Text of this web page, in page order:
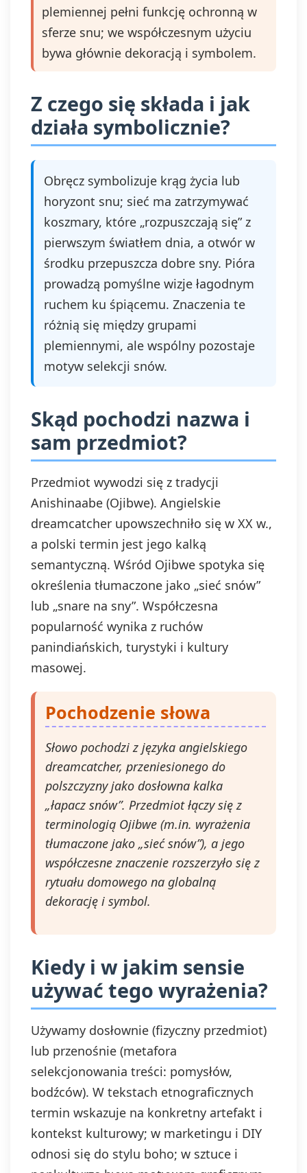
plemiennej pełni funkcję ochronną w
sferze snu; we współczesnym użyciu
bywa głównie dekoracją i symbolem.
Z czego się składa i jak
działa symbolicznie?
Obręcz symbolizuje krąg życia lub
horyzont snu; sieć ma zatrzymywać
koszmary, które „rozpuszczają się” z
pierwszym światłem dnia, a otwór w
środku przepuszcza dobre sny. Pióra
prowadzą pomyślne wizje łagodnym
ruchem ku śpiącemu. Znaczenia te
różnią się między grupami
plemiennymi, ale wspólny pozostaje
motyw selekcji snów.
Skąd pochodzi nazwa i
sam przedmiot?
Przedmiot wywodzi się z tradycji
Anishinaabe (Ojibwe). Angielskie
dreamcatcher upowszechniło się w XX w.,
a polski termin jest jego kalką
semantyczną. Wśród Ojibwe spotyka się
określenia tłumaczone jako „sieć snów”
lub „snare na sny”. Współczesna
popularność wynika z ruchów
panindiańskich, turystyki i kultury
masowej.
Pochodzenie słowa
Słowo pochodzi z języka angielskiego
dreamcatcher, przeniesionego do
polszczyzny jako dosłowna kalka
„łapacz snów”. Przedmiot łączy się z
terminologią Ojibwe (m.in. wyrażenia
tłumaczone jako „sieć snów”), a jego
współczesne znaczenie rozszerzyło się z
rytuału domowego na globalną
dekorację i symbol.
Kiedy i w jakim sensie
używać tego wyrażenia?
Używamy dosłownie (fizyczny przedmiot)
lub przenośnie (metafora
selekcjonowania treści: pomysłów,
bodźców). W tekstach etnograficznych
termin wskazuje na konkretny artefakt i
kontekst kulturowy; w marketingu i DIY
odnosi się do stylu boho; w sztuce i